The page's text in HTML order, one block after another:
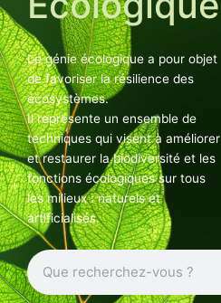
Le génie écologique a pour objet
de favoriser la résilience des
écosystèmes.
Il représente un ensemble de
techniques qui visent à améliorer
et restaurer la biodiversité et les
fonctions écologiques sur tous
les milieux : naturels et
artificialisés.
Rechercher